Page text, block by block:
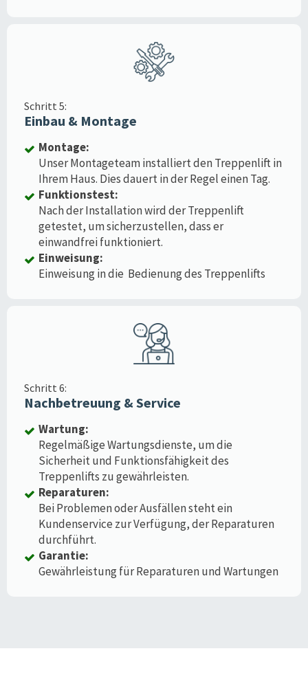
Schritt 5:
Einbau & Montage
Montage:
Unser Montageteam installiert den Treppenlift in
Ihrem Haus. Dies dauert in der Regel einen Tag.
Funktionstest:
Nach der Installation wird der Treppenlift
getestet, um sicherzustellen, dass er
einwandfrei funktioniert.
Einweisung:
Einweisung in die Bedienung des Treppenlifts
Schritt 6:
Nachbetreuung & Service
Wartung:
Regelmäßige Wartungsdienste, um die
Sicherheit und Funktionsfähigkeit des
Treppenlifts zu gewährleisten.
Reparaturen:
Bei Problemen oder Ausfällen steht ein
Kundenservice zur Verfügung, der Reparaturen
durchführt.
Garantie:
Gewährleistung für Reparaturen und Wartungen